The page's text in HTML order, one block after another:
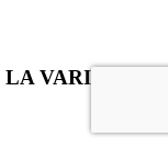
VARIOLE